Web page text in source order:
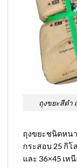
ถุงขยะสีดำ
ถุงขยะชนิดหน
กระสอบ 25 กิโ
และ 36×45 เห